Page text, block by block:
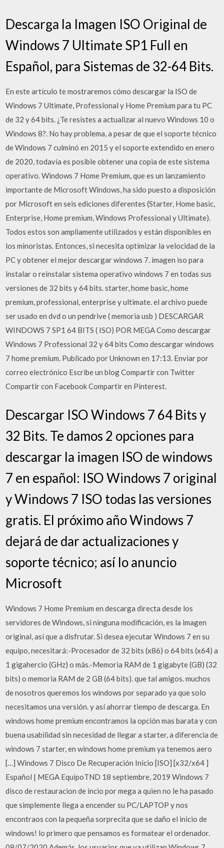
Descarga la Imagen ISO Original de
Windows 7 Ultimate SP1 Full en
Español, para Sistemas de 32-64 Bits.
En este artículo te mostraremos cómo descargar la ISO de
Windows 7 Ultimate, Professional y Home Premium para tu PC
de 32 y 64 bits. ¿Te resistes a actualizar al nuevo Windows 10 o
Windows 8?. No hay problema, a pesar de que el soporte técnico
de Windows 7 culminó en 2015 y el soporte extendido en enero
de 2020, todavía es posible obtener una copia de este sistema
operativo. Windows 7 Home Premium, que es un lanzamiento
importante de Microsoft Windows, ha sido puesto a disposición
por Microsoft en seis ediciones diferentes (Starter, Home basic,
Enterprise, Home premium, Windows Professional y Ultimate).
Todos estos son ampliamente utilizados y están disponibles en
los minoristas. Entonces, si necesita optimizar la velocidad de la
PC y obtener el mejor descargar windows 7. imagen iso para
instalar o reinstalar sistema operativo windows 7 en todas sus
versiones de 32 bits y 64 bits. starter, home basic, home
premium, professional, enterprise y ultimate. el archivo puede
ser usado en dvd o un pendrive ( memoria usb ) DESCARGAR
WINDOWS 7 SP1 64 BITS ( ISO) POR MEGA Como descargar
Windows 7 Professional 32 y 64 bits Como descargar windows
7 home premium. Publicado por Unknown en 17:13. Enviar por
correo electrónico Escribe un blog Compartir con Twitter
Compartir con Facebook Compartir en Pinterest.
Descargar ISO Windows 7 64 Bits y
32 Bits. Te damos 2 opciones para
descargar la imagen ISO de windows
7 en español: ISO Windows 7 original
y Windows 7 ISO todas las versiones
gratis. El próximo año Windows 7
dejará de dar actualizaciones y
soporte técnico; así lo anuncio
Microsoft
Windows 7 Home Premium en descarga directa desde los
servidores de Windows, si ninguna modificación, es la imagen
original, así que a disfrutar. Si desea ejecutar Windows 7 en su
equipo, necesitará:-Procesador de 32 bits (x86) o 64 bits (x64) a
1 gigahercio (GHz) o más.-Memoria RAM de 1 gigabyte (GB) (32
bits) o memoria RAM de 2 GB (64 bits). que tal amigos. muchos
de nosotros queremos los windows por separado ya que solo
necesitamos una versión. y así ahorrar tiempo de descarga. En
windows home premium encontramos la opción mas barata y con
buena usabilidad sin necesidad de llegar a starter, a diferencia de
windows 7 starter, en windows home premium ya tenemos aero
[…] Windows 7 Disco De Recuperación Inicio [ISO] [x32/x64 ]
Español | MEGA EquipoTND 18 septiembre, 2019 Windows 7
disco de restauracion de incio por mega a quien no le ha pasado
que simplemente llega a encender su PC/LAPTOP y nos
encontraos con la pequeña sorprecita que se daño el inicio de
windows! lo primero que pensamos es formatear el ordenador.